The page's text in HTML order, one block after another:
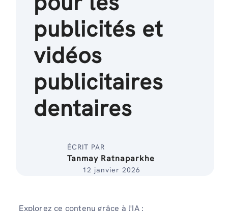
publicités et
vidéos
publicitaires
dentaires
ÉCRIT PAR
Tanmay Ratnaparkhe
12 janvier 2026
Explorez ce contenu grâce à l'IA :